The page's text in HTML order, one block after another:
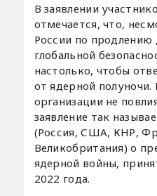
В заявлении
отмечается, что,
России по
глобальной
настолько, чтобы
от ядерной
организации не
заявление так
(Россия, США, КНР,
Великобритания) о
ядерной войны,
2022 года.